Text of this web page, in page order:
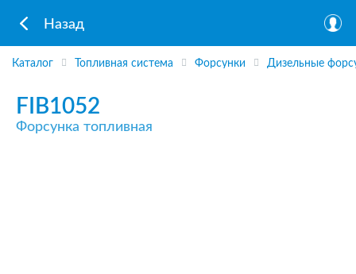
Назад
Каталог Топливная система Форсунки Дизельные
FIB1052
Форсунка топливная